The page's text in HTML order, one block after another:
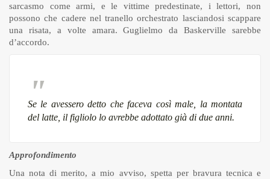
sarcasmo come armi, e le vittime predestinate, i lettori, non
possono che cadere nel tranello orchestrato lasciandosi scappare
una risata, a volte amara. Guglielmo da Baskerville sarebbe
d’accordo.
Se le avessero detto che faceva così male, la montata
del latte, il figliolo lo avrebbe adottato già di due anni.
Approfondimento
Una nota di merito, a mio avviso, spetta per bravura tecnica e